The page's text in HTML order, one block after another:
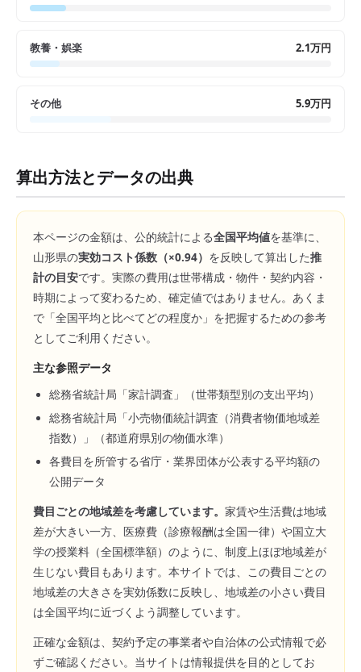
教養・娯楽 2.1万円
その他 5.9万円
算出方法とデータの出典
本ページの金額は、公的統計による全国平均値を基準に、
山形県の実効コスト係数（×0.94） を反映して算出した推
計の目安です。実際の費用は世帯構成・物件・契約内容・
時期によって変わるため、確定値ではありません。あくま
で「全国平均と比べてどの程度か」を把握するための参考
としてご利用ください。
主な参照データ
総務省統計局「家計調査」（世帯類型別の支出平均）
総務省統計局「小売物価統計調査（消費者物価地域差
指数）」（都道府県別の物価水準）
各費目を所管する省庁・業界団体が公表する平均額の
公開データ
費目ごとの地域差を考慮しています。 家賃や生活費は地域
差が大きい一方、医療費（診療報酬は全国一律）や国立大
学の授業料（全国標準額）のように、制度上ほぼ地域差が
生じない費目もあります。本サイトでは、この費目ごとの
地域差の大きさを実効係数に反映し、地域差の小さい費目
は全国平均に近づくよう調整しています。
正確な金額は、契約予定の事業者や自治体の公式情報で必
ずご確認ください。当サイトは情報提供を目的としてお